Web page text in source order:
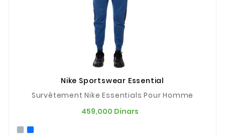
Nike Sportswear Essential
Survêtement Nike Essentials Pour Homme
459,000 Dinars